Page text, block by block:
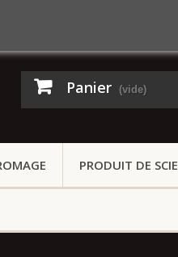
Panier (vide)
PRODUIT DE SCIE